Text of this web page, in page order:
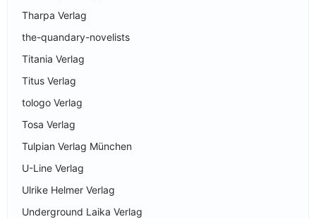
Tharpa Verlag
the-quandary-novelists
Titania Verlag
Titus Verlag
tologo Verlag
Tosa Verlag
Tulpian Verlag München
U-Line Verlag
Ulrike Helmer Verlag
Underground Laika Verlag